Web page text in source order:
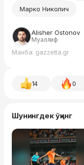
Марко Николич
Alisher Ostonov
Муаллиф
Манба: gazzetta.gr
14 0
Шунингдек ўқинг